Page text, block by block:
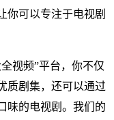
你可以专注于电视剧
视频”平台，你不仅
质剧集，还可以通过
味的电视剧。我们的